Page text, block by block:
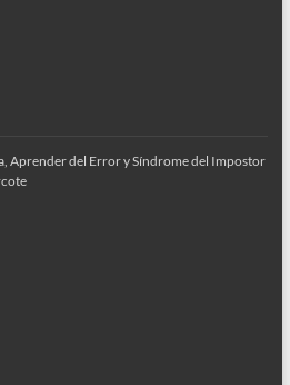
Aprender del Error y Síndrome del Impostor